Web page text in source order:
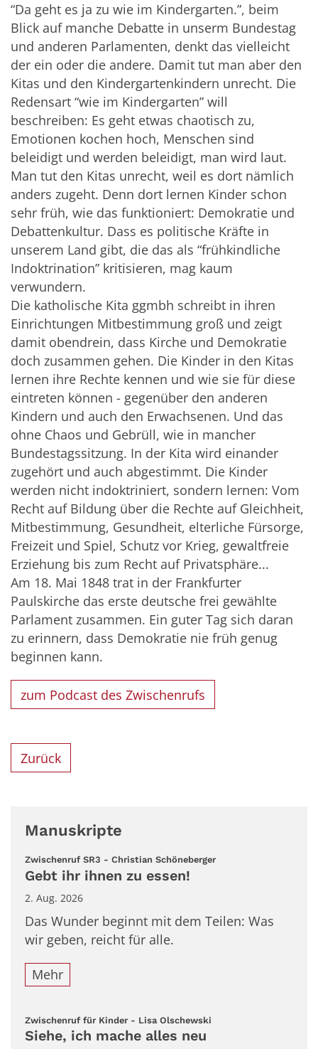
“Da geht es ja zu wie im Kindergarten.”, beim
Blick auf manche Debatte in unserm Bundestag
und anderen Parlamenten, denkt das vielleicht
der ein oder die andere. Damit tut man aber den
Kitas und den Kindergartenkindern unrecht. Die
Redensart “wie im Kindergarten” will
beschreiben: Es geht etwas chaotisch zu,
Emotionen kochen hoch, Menschen sind
beleidigt und werden beleidigt, man wird laut.
Man tut den Kitas unrecht, weil es dort nämlich
anders zugeht. Denn dort lernen Kinder schon
sehr früh, wie das funktioniert: Demokratie und
Debattenkultur. Dass es politische Kräfte in
unserem Land gibt, die das als “frühkindliche
Indoktrination” kritisieren, mag kaum
verwundern.
Die katholische Kita ggmbh schreibt in ihren
Einrichtungen Mitbestimmung groß und zeigt
damit obendrein, dass Kirche und Demokratie
doch zusammen gehen. Die Kinder in den Kitas
lernen ihre Rechte kennen und wie sie für diese
eintreten können - gegenüber den anderen
Kindern und auch den Erwachsenen. Und das
ohne Chaos und Gebrüll, wie in mancher
Bundestagssitzung. In der Kita wird einander
zugehört und auch abgestimmt. Die Kinder
werden nicht indoktriniert, sondern lernen: Vom
Recht auf Bildung über die Rechte auf Gleichheit,
Mitbestimmung, Gesundheit, elterliche Fürsorge,
Freizeit und Spiel, Schutz vor Krieg, gewaltfreie
Erziehung bis zum Recht auf Privatsphäre...
Am 18. Mai 1848 trat in der Frankfurter
Paulskirche das erste deutsche frei gewählte
Parlament zusammen. Ein guter Tag sich daran
zu erinnern, dass Demokratie nie früh genug
beginnen kann.
zum Podcast des Zwischenrufs
Zurück
Manuskripte
Zwischenruf SR3 - Christian Schöneberger:
Gebt ihr ihnen zu essen!
2. Aug. 2026
Das Wunder beginnt mit dem Teilen: Was
wir geben, reicht für alle.
Mehr
Zwischenruf für Kinder - Lisa Olschewski
Siehe, ich mache alles neu